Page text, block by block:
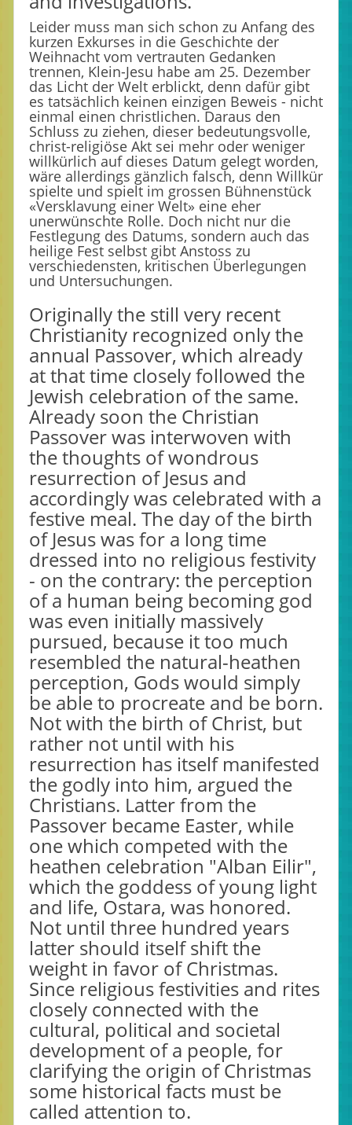
Leider muss man sich schon zu Anfang des
kurzen Exkurses in die Geschichte der
Weihnacht vom vertrauten Gedanken
trennen, Klein-Jesu habe am 25. Dezember
das Licht der Welt erblickt, denn dafür gibt
es tatsächlich keinen einzigen Beweis - nicht
einmal einen christlichen. Daraus den
Schluss zu ziehen, dieser bedeutungsvolle,
christ-religiöse Akt sei mehr oder weniger
willkürlich auf dieses Datum gelegt worden,
wäre allerdings gänzlich falsch, denn Willkür
spielte und spielt im grossen Bühnenstück
«Versklavung einer Welt» eine eher
unerwünschte Rolle. Doch nicht nur die
Festlegung des Datums, sondern auch das
heilige Fest selbst gibt Anstoss zu
verschiedensten, kritischen Überlegungen
und Untersuchungen.
Originally the still very recent
Christianity recognized only the
annual Passover, which already
at that time closely followed the
Jewish celebration of the same.
Already soon the Christian
Passover was interwoven with
the thoughts of wondrous
resurrection of Jesus and
accordingly was celebrated with a
festive meal. The day of the birth
of Jesus was for a long time
dressed into no religious festivity
- on the contrary: the perception
of a human being becoming god
was even initially massively
pursued, because it too much
resembled the natural-heathen
perception, Gods would simply
be able to procreate and be born.
Not with the birth of Christ, but
rather not until with his
resurrection has itself manifested
the godly into him, argued the
Christians. Latter from the
Passover became Easter, while
one which competed with the
heathen celebration "Alban Eilir",
which the goddess of young light
and life, Ostara, was honored.
Not until three hundred years
latter should itself shift the
weight in favor of Christmas.
Since religious festivities and rites
closely connected with the
cultural, political and societal
development of a people, for
clarifying the origin of Christmas
some historical facts must be
called attention to.